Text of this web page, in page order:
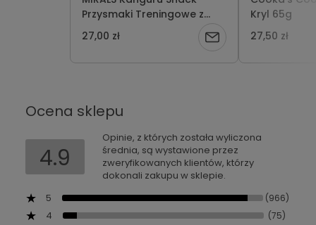
Przysmaki Treningowe z
Mięsa Kangura 100g
27,00 zł
Powiadom
o
Kryl 65g
27,50 zł
Ocena sklepu
4.9
Opinie, z których została wyliczona
średnia, są wystawione przez
zweryfikowanych klientów, którzy
dokonali zakupu w sklepie.
5
(966)
4 (75)